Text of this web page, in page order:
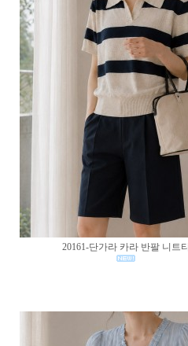
20161-단가라 카라 반팔 니트티